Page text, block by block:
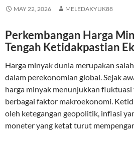
MAY 22, 2026 MELEDAKYUK88
Perkembangan Harga
Tengah Ketidakpastian
Harga minyak dunia merupakan
dalam perekonomian global. Sejak
harga minyak menunjukkan
berbagai faktor makroekonomi.
oleh ketegangan geopolitik, inflasi
moneter yang ketat turut